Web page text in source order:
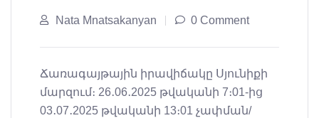
Nata Mnatsakanyan 0 Comment
Ճառագայթային իրավիճակը Սյունիքի
մարզում։ 26․06․2025 թվականի 7։01-ից
03․07․2025 թվականի 13։01 չափման/